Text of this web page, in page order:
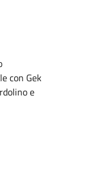
con Gek
e